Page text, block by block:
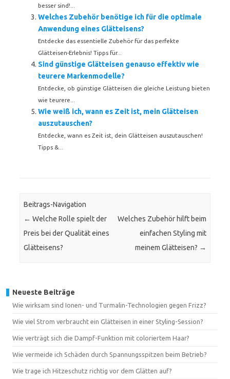
besser sind!...
Welches Zubehör benötige ich für die optimale
Anwendung eines Glätteisens?
Entdecke das essentielle Zubehör für das perfekte
Glätteisen-Erlebnis! Tipps für...
Sind günstige Glätteisen genauso effektiv wie
teurere Markenmodelle?
Entdecke, ob günstige Glätteisen die gleiche Leistung bieten
wie teurere...
Wie weiß ich, wann es Zeit ist, mein Glätteisen
auszutauschen?
Entdecke, wann es Zeit ist, dein Glätteisen auszutauschen!
Tipps &...
Beitrags-Navigation
← Welche Rolle spielt der
Preis bei der Qualität eines
Glätteisens?
Welches Zubehör hilft beim
einfachen Styling mit
meinem Glätteisen? →
Neueste Beiträge
Wie wirksam sind Ionen- und Turmalin-Technologien gegen Frizz?
Wie viel Strom verbraucht ein Glätteisen in einer Styling-Session?
Wie verträgt sich die Dampf-Funktion mit coloriertem Haar?
Wie vermeide ich Schäden durch Spannungsspitzen beim Betrieb?
Wie trage ich Hitzeschutz richtig vor dem Glätten auf?